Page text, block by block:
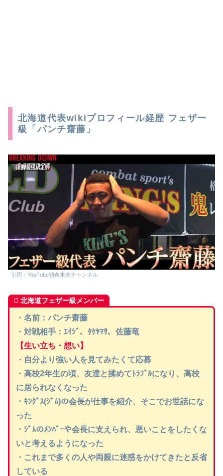
北海道代表wikiプロフィール経歴 フェザー
級「パンチ齋藤」
引用：YouTube朝倉未来チャンネル
北海道フェザー級メンバー
・名前：パンチ齋藤
・対戦相手：ｴｲｼﾞ、ﾀｹﾔﾏｻ、佐藤竜
【生い立ち・想い】
・自分より強い人を見てみたくて応募
・高校2年生の頃、友達と揉めてﾄﾗﾌﾞﾙになり、高校
に居られなくなった
・ｷﾝｸﾞｽ(ｼﾞﾑ)の会長が仕事を紹介、そこでお世話にな
った
・ｼﾞﾑのﾒﾝﾊﾞｰや会長に支えられ、悪いことをしたくな
いと考えるようになった
・これまで多くの人や両親に迷惑をかけてきたと反省
している